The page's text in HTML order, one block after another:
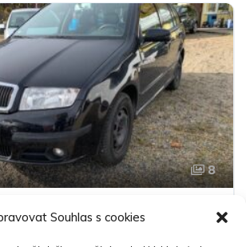
Souhlas s cookies
8